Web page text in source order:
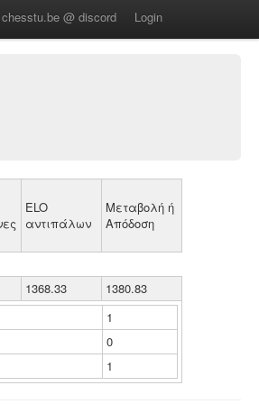
chesstu.be @ discord Login
ELO
αντιπάλων
Μεταβολή ή
Απόδοση
1368.33
1380.83
1
0
1